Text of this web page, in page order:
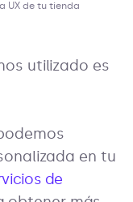
UX de tu tienda
utilizado es
en tu
de